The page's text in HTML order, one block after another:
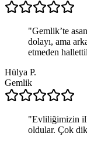
"Gemlik’te
dolayı, ama
etmeden
Hülya P.
Gemlik
"Evliliğimizin ilk
oldular. Çok